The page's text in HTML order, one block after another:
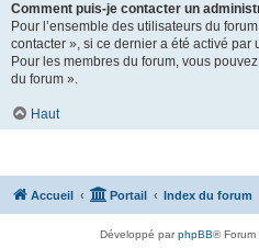
Comment puis-je contacter un
Pour l’ensemble des utilisateurs du
contacter », si ce dernier a été activé par
Pour les membres du forum, vous
du forum ».
Haut
Accueil Portail Index du forum
Développé parphpBB® Forum